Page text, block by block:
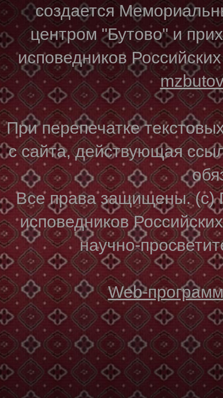
создается
центром "Бутово" и
исповедников
При перепечатке
с сайта, действующая
Все права защищены. (с)
исповедников
научно-
Web-